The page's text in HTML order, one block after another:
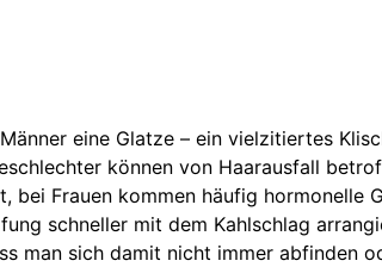
eine Glatze – ein vielzitiertes
können von Haarausfall
bei Frauen kommen häufig hormonelle
schneller mit dem Kahlschlag
man sich damit nicht immer abfinden